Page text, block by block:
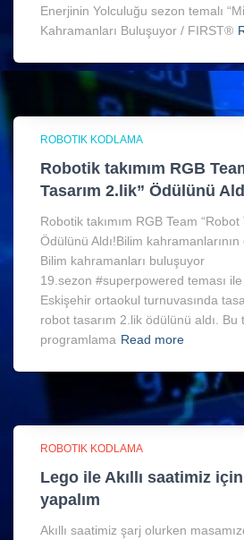
Enerjinin Yolculuğu sezon temalı
Kahramanları Buluşuyor / FIRST®
ROBOTIK KODLAMA
Robotik takımım RGB
Tasarım 2.lik” Ödülünü
Robotik takımım RGB Team “Robot
Ödülünü Aldı!Bilim
Bilim kahramanları buluşuyor
19.sezon #superpowered teması
Eskişehir ortaokul turnuvasında
robot tasarım 2.lik ödülünü aldı. Bu
programlama Read more
ROBOTIK KODLAMA
Lego ile Akıllı saatimiz
yapalım
Akıllı saatimiz şarj olurken